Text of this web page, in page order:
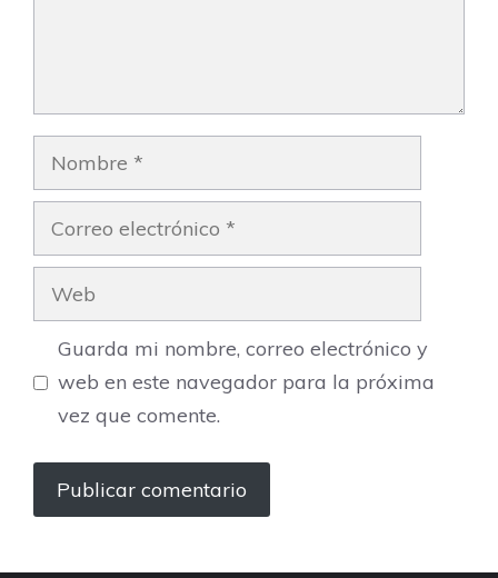
Nombre
Correo
electrónico
Web
Guarda mi nombre, correo electrónico y
web en este navegador para la próxima
vez que comente.